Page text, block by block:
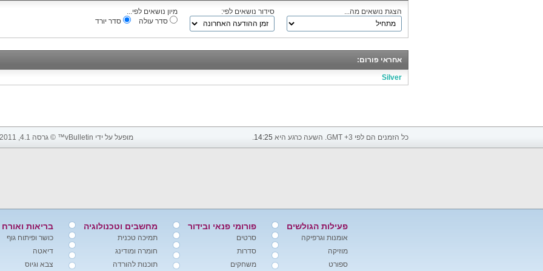
הצגת נושאים מה... סידור נושאים לפי:
מיון נושאים לפי...
סדר עולה
סדר יורד
אחראי פורום:
Silver
כל הזמנים הם לפי GMT +3. השעה כרגע היא 14:25
. מופעל על ידי vBulletin™ © גרסה 4.1, 2011 vBulletin Solutions, Inc. כל הזכויות שמורות.
פעילות הגולשים
אומנות וגרפיקה
מוזיקה
ספורט
פורומי פנאי ובידור
סרטים
סדרות
משחקים
מחשבים וטכנולוגיה
תמיכה טכנית
חומרה ומודינג
תוכנות להורדה
בריאות ואורח
כושר ופיתוח גוף
דיאטה
צבא וגיוס